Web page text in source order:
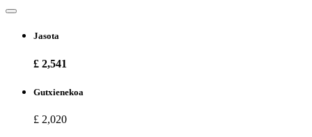
Jasota
£ 2,541
Gutxienekoa
£ 2,020